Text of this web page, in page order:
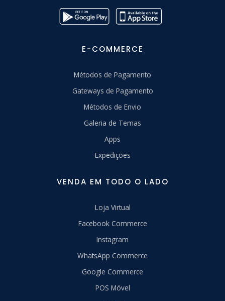
E-COMMERCE
Métodos de Pagamento
Gateways de Pagamento
Métodos de Envio
Galeria de Temas
Apps
Expedições
VENDA EM TODO O LADO
Loja Virtual
Facebook Commerce
Instagram
WhatsApp Commerce
Google Commerce
POS Móvel